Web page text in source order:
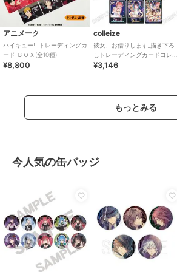
アニメーク
ハイキュー!! トレーディングカ
ード ＢＯＸ(全10種)
¥8,800
colleize
彼女、お借りします_描き下ろ
しトレーディングカードコレ
クション 【コンプリート
¥3,146
もっとみる
今人気の缶バッジ